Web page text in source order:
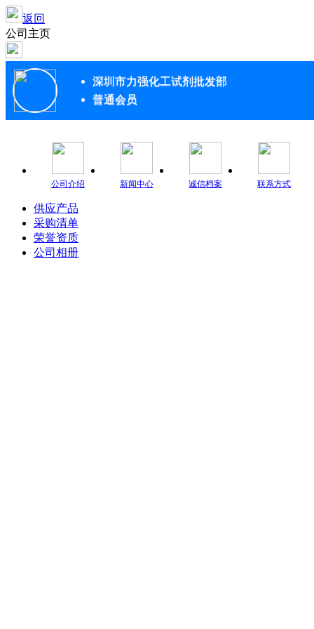
返回
公司主页
深圳市力强化工试剂批发部
普通会员
公司介绍 新闻中心 诚信档案 联系方式
供应产品
采购清单
荣誉资质
公司相册